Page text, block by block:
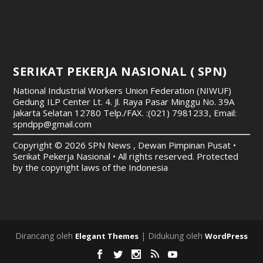
SERIKAT PEKERJA NASIONAL ( SPN)
National Industrial Workers Union Federation (NIWUF)
Gedung ILP Center Lt. 4. Jl. Raya Pasar Minggu No. 39A
Jakarta Selatan 12780 Telp./FAX. :(021) 7981233, Email:
spndpp@gmail.com
Copyright © 2026 SPN News , Dewan Pimpinan Pusat •
Serikat Pekerja Nasional • All rights reserved. Protected
by the copyright laws of the Indonesia
Dirancang oleh Elegant Themes | Didukung oleh WordPress